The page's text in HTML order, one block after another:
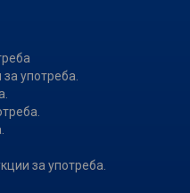
употреба.
за употреба.